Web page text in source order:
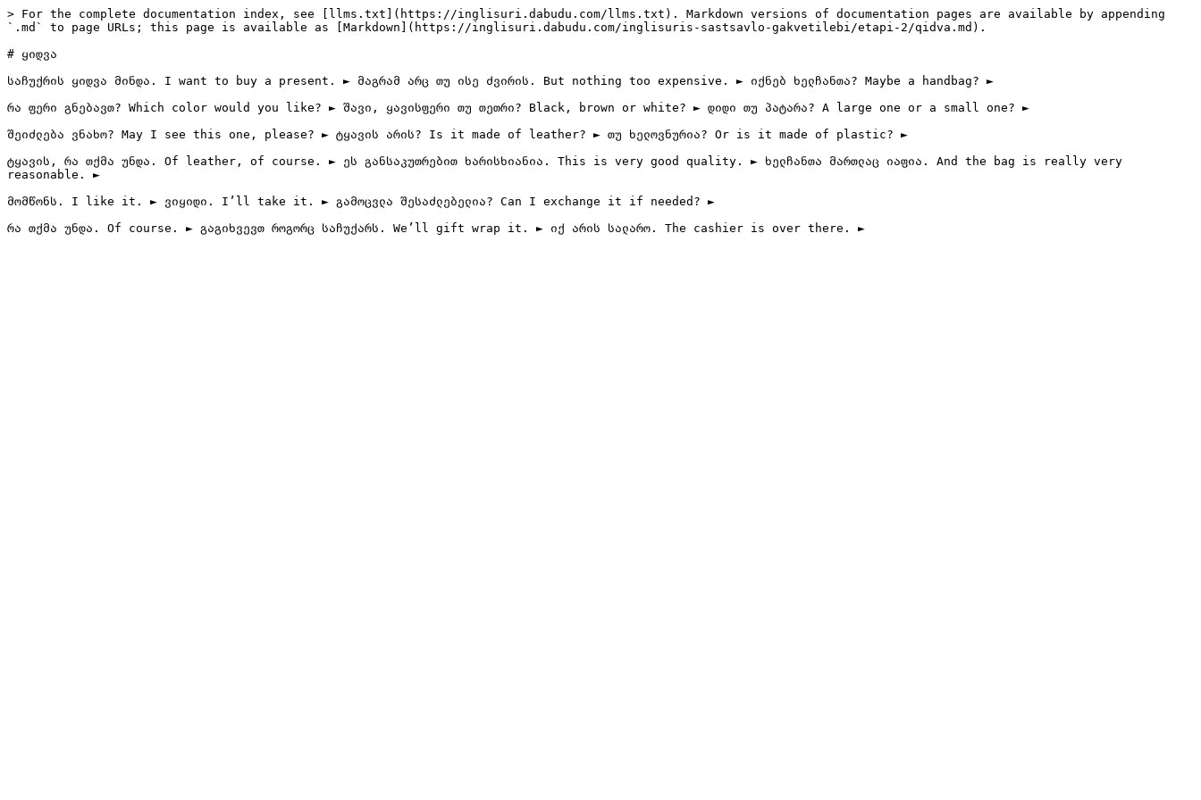
> For the complete documentation index, see [llms.txt](https://inglisuri.dabudu.com/llms.txt). Markdown versions of documentation pages are available by appending
`.md` to page URLs; this page is available as [Markdown](https://inglisuri.dabudu.com/inglisuris-sastsavlo-gakvetilebi/etapi-2/qidva.md).
# ყიდვა
საჩუქრის ყიდვა მინდა. I want to buy a present. ► მაგრამ არც თუ ისე ძვირის. But nothing too expensive. ► იქნებ ხელჩანთა? Maybe a handbag? ►
რა ფერი გნებავთ? Which color would you like? ► შავი, ყავისფერი თუ თეთრი? Black, brown or white? ► დიდი თუ პატარა? A large one or a small one? ►
შეიძლება ვნახო? May I see this one, please? ► ტყავის არის? Is it made of leather? ► თუ ხელოვნურია? Or is it made of plastic? ►
ტყავის, რა თქმა უნდა. Of leather, of course. ► ეს განსაკუთრებით ხარისხიანია. This is very good quality. ► ხელჩანთა მართლაც იაფია. And the bag is really very
reasonable. ►
მომწონს. I like it. ► ვიყიდი. I’ll take it. ► გამოცვლა შესაძლებელია? Can I exchange it if needed? ►